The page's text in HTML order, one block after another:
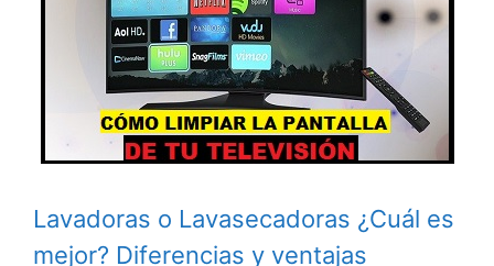
Lavadoras o Lavasecadoras ¿Cuál es
mejor? Diferencias y ventajas